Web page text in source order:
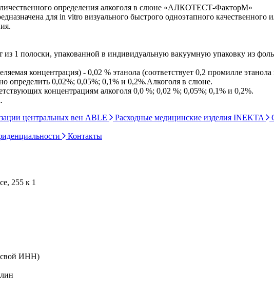
определения алкоголя в слюне «АЛКОТЕСТ-ФакторМ»
для in vitro визуального быстрого одноэтапного качественного
полоски, упакованной в индивидуальную вакуумную упаковку из
концентрация) - 0,02 % этанола (соответствует 0,2 промилле
0,02%; 0,05%; 0,1% и 0,2%.Алкоголя в слюне.
концентрациям алкоголя 0,0 %; 0,02 %; 0,05%; 0,1% и 0,2%.
центральных вен ABLE Расходные медицинские изделия INEKTA
Контакты
255 к 1
свой ИНН)